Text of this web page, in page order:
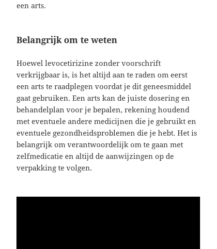
een arts.
Belangrijk om te weten
Hoewel levocetirizine zonder voorschrift
verkrijgbaar is, is het altijd aan te raden om eerst
een arts te raadplegen voordat je dit geneesmiddel
gaat gebruiken. Een arts kan de juiste dosering en
behandelplan voor je bepalen, rekening houdend
met eventuele andere medicijnen die je gebruikt en
eventuele gezondheidsproblemen die je hebt. Het is
belangrijk om verantwoordelijk om te gaan met
zelfmedicatie en altijd de aanwijzingen op de
verpakking te volgen.